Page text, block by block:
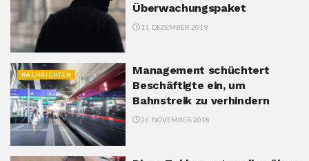
Überwachungspaket
11. DEZEMBER 2019
NACHRICHTEN
Management schüchtert
Beschäftigte ein, um
Bahnstreik zu verhindern
26. NOVEMBER 2018